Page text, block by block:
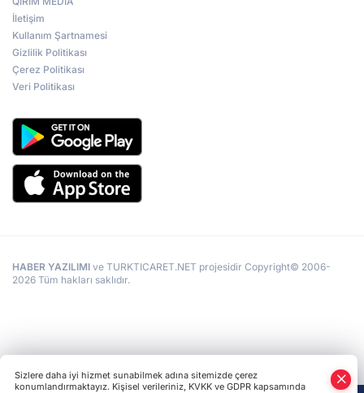
İletişim
Kullanım Şartnamesi
Gizlilik Politikası
Çerez Politikası
Veri Politikası
HABER YAZILIMI ve TURKTICARET.NET projesidir Copyright© 2006-
2026 Tüm hakları saklıdır.
Sizlere daha iyi hizmet sunabilmek adına sitemizde çerez
konumlandırmaktayız. Kişisel verileriniz, KVKK ve GDPR kapsamında